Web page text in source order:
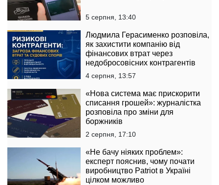
5 серпня, 13:40
Людмила Герасименко розповіла,
як захистити компанію від
фінансових втрат через
недобросовісних контрагентів
4 серпня, 13:57
«Нова система має прискорити
списання грошей»: журналістка
розповіла про зміни для
боржників
2 серпня, 17:10
«Не бачу ніяких проблем»:
експерт пояснив, чому почати
виробництво Patriot в Україні
цілком можливо